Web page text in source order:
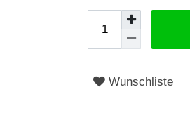
Wunschliste